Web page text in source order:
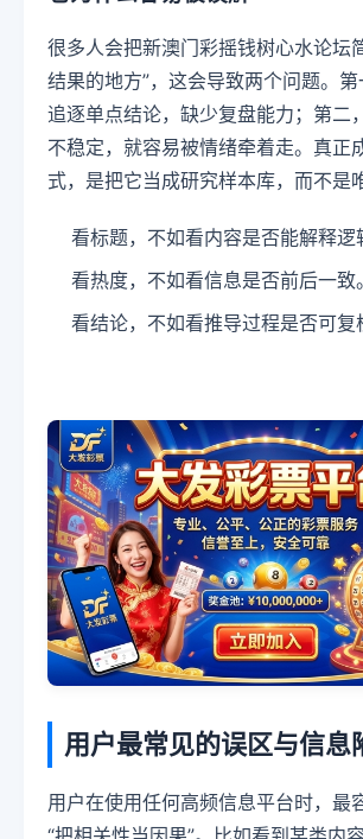
很多人会把新澳门彩摇钱树心水论坛
结果的地方”，这会导致两个问题。
追逐单点结论，缺少复盘能力；第二
不稳定，就容易被情绪牵着走。真正
式，是把它当成研究样本库，而不是
看标题，不如看内容是否能解释逻
看热度，不如看信息是否前后一致。
看结论，不如看推导过程是否可复
用户最常见的误区与信息
用户在使用任何高频信息平台时，最